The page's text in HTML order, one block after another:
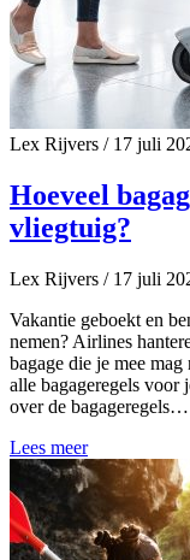
Lex Rijvers /17 juli
Hoeveel
vliegtuig?
Lex Rijvers /17 juli
Vakantie geboekt en
nemen? Airlines
bagage die je mee
alle bagageregels voor
over de bagageregels…
Lees meer